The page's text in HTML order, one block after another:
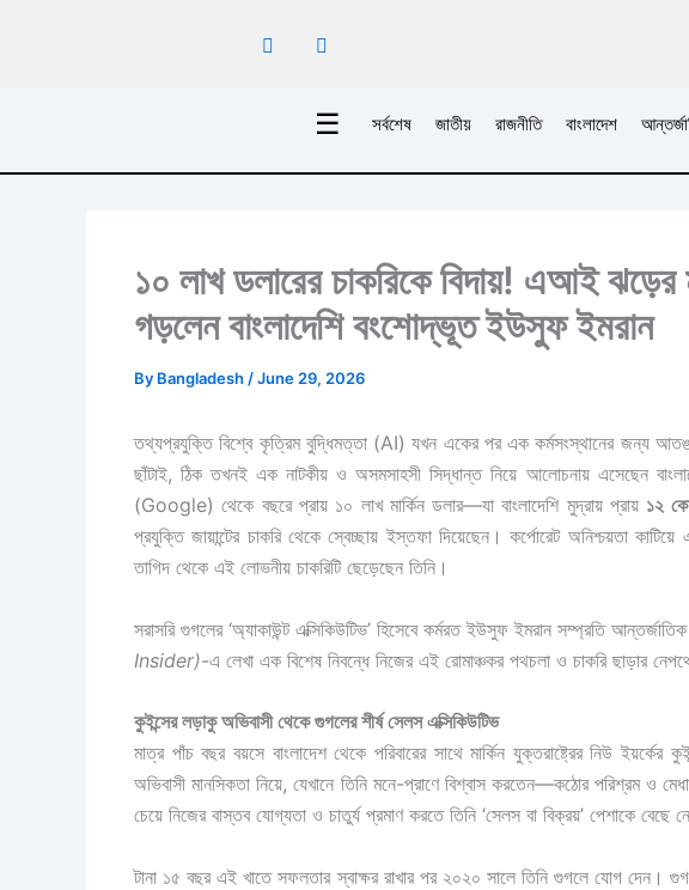
☰ সর্বশেষ জাতীয় রাজনীতি বাংলাদেশ
১০ লাখ ডলারের চাকরিকে বিদায়! এআই
গড়লেন বাংলাদেশি বংশোদ্ভূত ইউসুফ ইমরান
By Bangladesh /June 29, 2026
তথ্যপ্রযুক্তি বিশ্বে কৃত্রিম বুদ্ধিমত্তা (AI) যখন একের পর এক কর্মসংস্থানের জন্য
ছাঁটাই, ঠিক তখনই এক নাটকীয় ও অসমসাহসী সিদ্ধান্ত নিয়ে আলোচনায় এসেছেন
(Google) থেকে বছরে প্রায় ১০ লাখ মার্কিন ডলার—যা বাংলাদেশি মুদ্রায় প্রায় ১২
প্রযুক্তি জায়ান্টের চাকরি থেকে স্বেচ্ছায় ইস্তফা দিয়েছেন। কর্পোরেট অনিশ্চয়তা
তাগিদ থেকে এই লোভনীয় চাকরিটি ছেড়েছেন তিনি।
সরাসরি গুগলের ‘অ্যাকাউন্ট এক্সিকিউটিভ’ হিসেবে কর্মরত ইউসুফ ইমরান সম্প্রতি
Insider)-এ লেখা এক বিশেষ নিবন্ধে নিজের এই রোমাঞ্চকর পথচলা ও চাকরি ছাড়ার
কুইন্সের লড়াকু অভিবাসী থেকে গুগলের শীর্ষ সেলস এক্সিকিউটিভ
মাত্র পাঁচ বছর বয়সে বাংলাদেশ থেকে পরিবারের সাথে মার্কিন যুক্তরাষ্ট্রের নিউ
অভিবাসী মানসিকতা নিয়ে, যেখানে তিনি মনে-প্রাণে বিশ্বাস করতেন—কঠোর পরিশ্রম ও
চেয়ে নিজের বাস্তব যোগ্যতা ও চাতুর্য প্রমাণ করতে তিনি ‘সেলস বা বিক্রয়’ পেশাকে বেছে
টানা ১৫ বছর এই খাতে সফলতার স্বাক্ষর রাখার পর ২০২০ সালে তিনি গুগলে যোগ দেন।